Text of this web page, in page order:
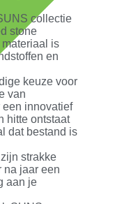
collectie
stone
is
en
keuze voor
van
een innovatief
hitte ontstaat
dat bestand is
strakke
na jaar een
aan je